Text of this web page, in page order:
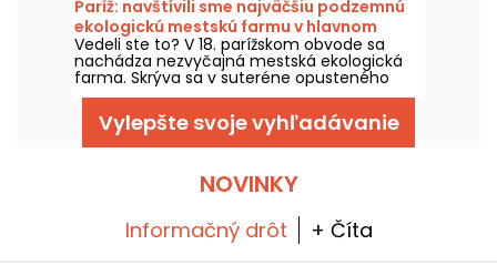
Paríž: navštívili sme najväčšiu podzemnú
ekologickú mestskú farmu v hlavnom
meste
Vedeli ste to? V 18. parížskom obvode sa
nachádza nezvyčajná mestská ekologická
farma. Skrýva sa v suteréne opusteného
parkoviska vo štvrti Porte de la Chapelle a je
to najväčšia mestská ekologická farma v
Paríži. Vezmeme vás na prehliadku?
Vylepšte svoje vyhľadávanie
NOVINKY
Informačný drôt + Číta